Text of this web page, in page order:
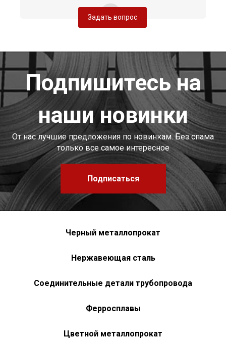
Задать вопрос
Подпишитесь на
наши новинки
От нас лучшие предложения по новинкам. Без спама
только все самое интересное
Подписаться
Черный металлопрокат
Нержавеющая сталь
Соединительные детали трубопровода
Ферросплавы
Цветной металлопрокат